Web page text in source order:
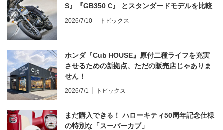
S』『GB350 C』 とスタンダードモデルを比較
2026/7/10 トピックス
ホンダ『Cub HOUSE』原付二種ライフを充実
させるための新拠点、ただの販売店じゃありま
せん！
2026/7/1 トピックス
まだ購入できる！ ハローキティ50周年記念仕様
の特別な「スーパーカブ」